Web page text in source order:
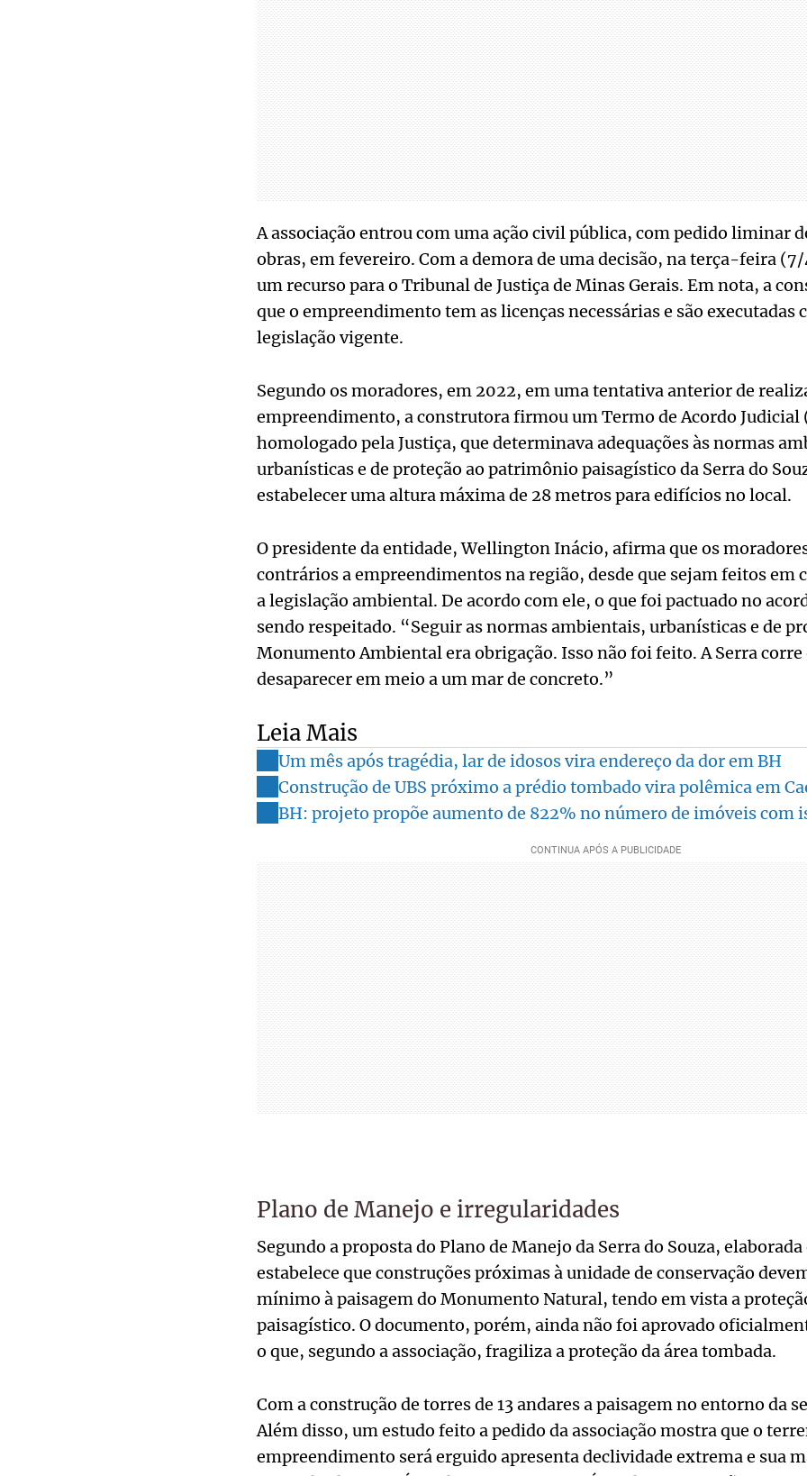
A associação entrou com uma ação civil pública, com pedido liminar
obras, em fevereiro. Com a demora de uma decisão, na terça-feira
um recurso para o Tribunal de Justiça de Minas Gerais. Em nota, a
que o empreendimento tem as licenças necessárias e são executadas
legislação vigente.
Segundo os moradores, em 2022, em uma tentativa anterior de
empreendimento, a construtora firmou um Termo de Acordo Judicial
homologado pela Justiça, que determinava adequações às normas
urbanísticas e de proteção ao patrimônio paisagístico da Serra do
estabelecer uma altura máxima de 28 metros para edifícios no local.
O presidente da entidade, Wellington Inácio, afirma que os
contrários a empreendimentos na região, desde que sejam feitos em
a legislação ambiental. De acordo com ele, o que foi pactuado no
sendo respeitado. “Seguir as normas ambientais, urbanísticas e de
Monumento Ambiental era obrigação. Isso não foi feito. A Serra corre
desaparecer em meio a um mar de concreto.”
Leia Mais
Um mês após tragédia, lar de idosos vira endereço da dor em BH
Construção de UBS próximo a prédio tombado vira polêmica em
BH: projeto propõe aumento de 822% no número de imóveis com
Plano de Manejo e irregularidades
Segundo a proposta do Plano de Manejo da Serra do Souza,
estabelece que construções próximas à unidade de conservação
mínimo à paisagem do Monumento Natural, tendo em vista a
paisagístico. O documento, porém, ainda não foi aprovado
o que, segundo a associação, fragiliza a proteção da área tombada.
Com a construção de torres de 13 andares a paisagem no entorno da
Além disso, um estudo feito a pedido da associação mostra que o
empreendimento será erguido apresenta declividade extrema e sua